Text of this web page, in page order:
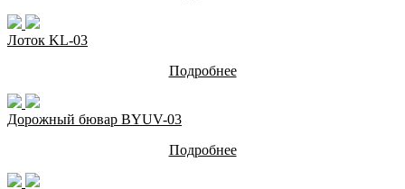
Лоток KL-03
Подробнее
Дорожный бювар BYUV-03
Подробнее